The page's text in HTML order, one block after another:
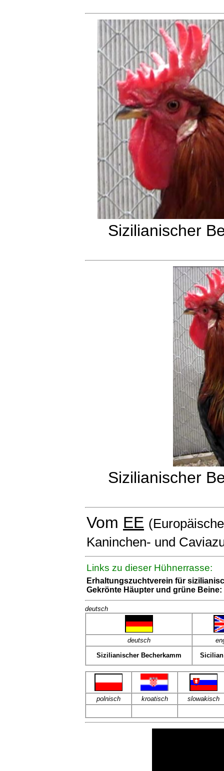
Sizilianischer
Sizilianischer
Vom EE
Kaninchen- und
Links zu dieser Hühnerrasse:
Erhaltungszuchtverein für
Gekrönte Häupter und grüne
deutsch
deutsch
Sizilianischer Becherkamm
polnisch kroatisch slowakisch